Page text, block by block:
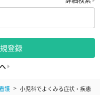
登録
護
小児科でよくみる症状・疾患